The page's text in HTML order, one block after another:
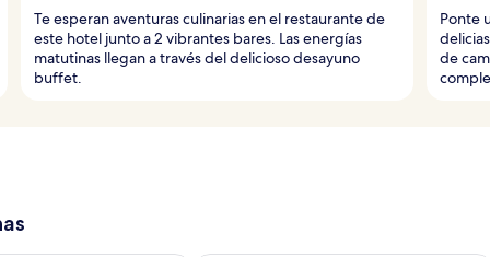
Te esperan aventuras culinarias en el restaurante de
este hotel junto a 2 vibrantes bares. Las energías
matutinas llegan a través del delicioso desayuno
buffet.
Ponte
de